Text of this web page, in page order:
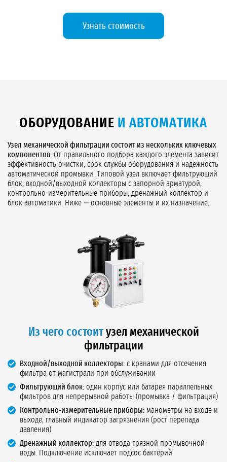
Узнать стоимость
ОБОРУДОВАНИЕ И АВТОМАТИКА
Узел механической фильтрации состоит из нескольких ключевых
компонентов. От правильного подбора каждого элемента зависит
эффективность очистки, срок службы оборудования и надёжность
автоматической промывки. Типовой узел включает фильтрующий
блок, входной/выходной коллекторы с запорной арматурой,
контрольно-измерительные приборы, дренажный коллектор и
блок автоматики. Ниже — основные элементы и их назначение.
Из чего состоитузел механической
фильтрации
Входной/выходной коллекторы: с кранами для отсечения
фильтра от магистрали при обслуживании
Фильтрующий блок: один корпус или батарея параллельных
фильтров для непрерывной работы (промывка / фильтрация)
Контрольно-измерительные приборы: манометры на входе и
выходе, главный индикатор загрязнения (рост перепада
давления)
Дренажный коллектор: для отвода грязной промывочной
воды. Подключение исключает подсос бактерий